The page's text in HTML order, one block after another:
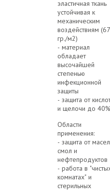
эластичная ткань
устойчивая к
механическим
воздействиям (67
гр./м2)
- материал
обладает
высочайшей
степенью
инфекционной
защиты
- защита от
и щелочи до
Области
применения:
- защита от
смол и
нефтепродуктов
- работа в
комнатах" и
стерильных